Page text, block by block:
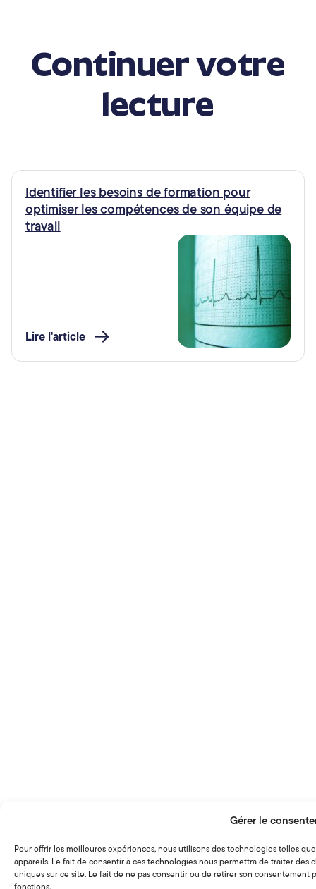
Gérer le
Pour offrir les meilleures expériences, nous utilisons des technologies telles
appareils. Le fait de consentir à ces technologies nous permettra de traiter
uniques sur ce site. Le fait de ne pas consentir ou de retirer son
fonctions.
Continuer votre
lecture
Identifier les besoins de formation pour
optimiser les compétences de son équipe de
travail
Lire l'article